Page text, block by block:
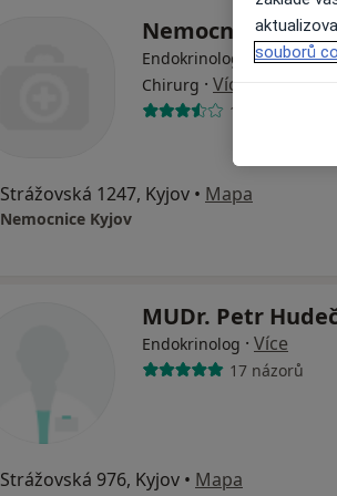
Nemocnice Kyjov
Endokrinolog,
Chirurg · Více
19 názorů
Strážovská 1247, Kyjov • Mapa
Nemocnice Kyjov
MUDr. Petr
Endokrinolog · Více
17 názorů
Strážovská 976, Kyjov • Mapa
souborů